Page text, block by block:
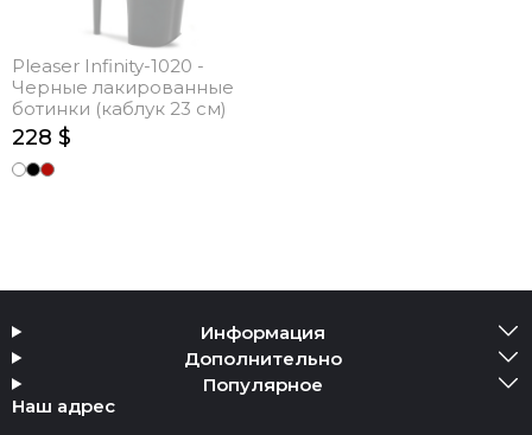
Pleaser Infinity-1020 -
Черные лакированные
ботинки (каблук 23 см)
228 $
Информация
Дополнительно
Популярное
Наш адрес